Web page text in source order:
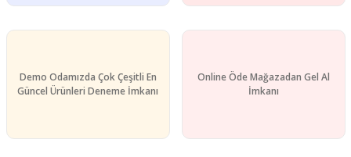
Demo Odamızda Çok Çeşitli En
Güncel Ürünleri Deneme İmkanı
Online Öde Mağazadan Gel Al
İmkanı